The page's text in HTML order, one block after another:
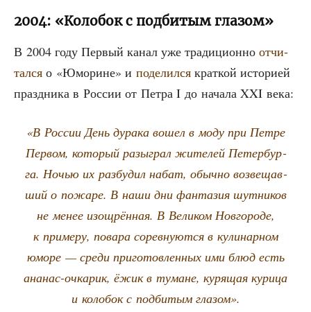
2004: «Колобок с подбитым глазом»
В 2004 году Пер­вый канал уже тра­ди­ци­он­но отчи­
тал­ся о «Юмо­рине» и поде­лил­ся крат­кой исто­ри­ей
празд­ни­ка в Рос­сии от Пет­ра I до нача­ла XXI века:
«В Рос­сии День дура­ка вошел в моду при Пет­ре
Пер­вом, кото­рый разыг­рал жите­лей Петер­бур­
га. Ночью их раз­бу­дил набат, обыч­но воз­ве­щав­
ший о пожа­ре. В наши дни фан­та­зия шут­ни­ков
не менее изощ­рён­ная. В Вели­ком Нов­го­ро­де,
к при­ме­ру, пова­ра сорев­ну­ют­ся в кули­нар­ном
юмо­ре — сре­ди при­го­тов­лен­ных ими блюд есть
ана­нас-очка­рик, ёжик в тумане, куря­щая кури­ца
и коло­бок с под­би­тым глазом».